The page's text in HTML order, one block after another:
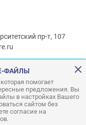
пр-т, 107
с 10:00 до 22:00
с 08:00 до 23:00
ПРО:с 08:00 до 22:00
ТРЦ «Акварель»
ФАЙЛЫ
помогает
предложения. Вы
в настройках Вашего
сайтом без
согласие на